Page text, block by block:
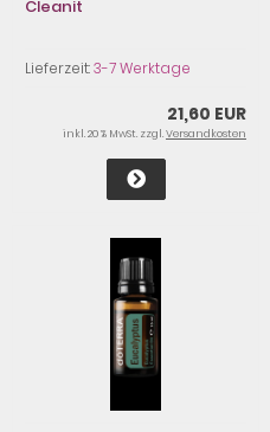
Cleanit
Lieferzeit:3-7 Werktage
21,60 EUR
inkl. 20 % MwSt. zzgl.Versandkosten